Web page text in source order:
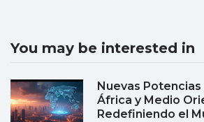
You may be interested in
Nuevas
África y Medio
Redefiniendo el